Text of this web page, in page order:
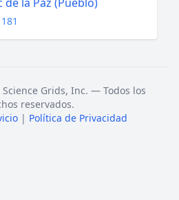
Grids, Inc. — Todos los
reservados.
| Política de Privacidad